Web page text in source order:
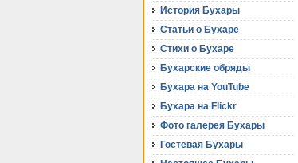
История Бухары
Статьи о Бухаре
Стихи о Бухаре
Бухарские обряды
Бухара на YouTube
Бухара на Flickr
Фото галерея Бухары
Гостевая Бухары